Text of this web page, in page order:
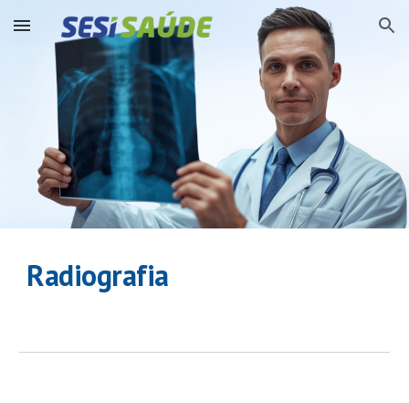
Skip to main content Skip to navigation
Radiografia